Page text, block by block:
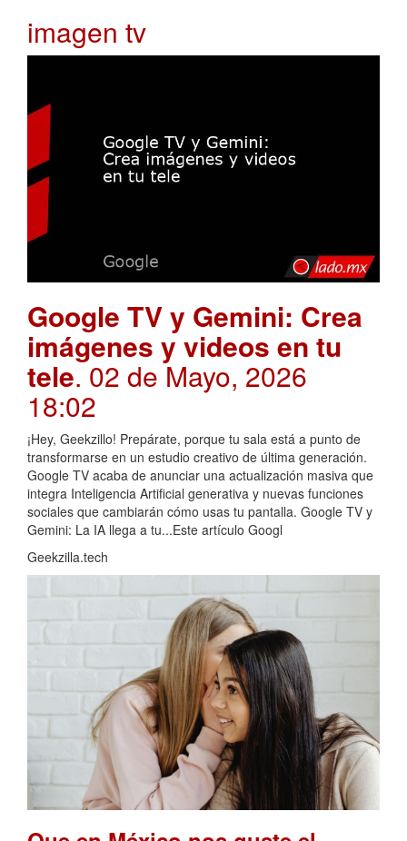
imagen tv
Google TV y Gemini: Crea
imágenes y videos en tu
tele. 02 de Mayo, 2026
18:02
¡Hey, Geekzillo! Prepárate, porque tu sala está a punto de
transformarse en un estudio creativo de última generación.
Google TV acaba de anunciar una actualización masiva que
integra Inteligencia Artificial generativa y nuevas funciones
sociales que cambiarán cómo usas tu pantalla. Google TV y
Gemini: La IA llega a tu...Este artículo Googl
Geekzilla.tech